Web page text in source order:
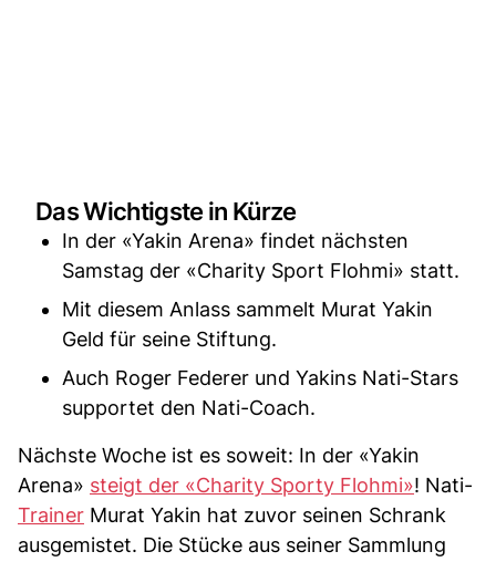
Das Wichtigste in Kürze
In der «Yakin Arena» findet nächsten
Samstag der «Charity Sport Flohmi» statt.
Mit diesem Anlass sammelt Murat Yakin
Geld für seine Stiftung.
Auch Roger Federer und Yakins Nati-Stars
supportet den Nati-Coach.
Nächste Woche ist es soweit: In der «Yakin
Arena» steigt der «Charity Sporty Flohmi»! Nati-
Trainer Murat Yakin hat zuvor seinen Schrank
ausgemistet. Die Stücke aus seiner Sammlung